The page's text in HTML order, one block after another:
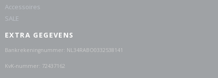
Accessoires
SALE
EXTRA GEGEVENS
Bankrekeningnummer: NL34RABO0332538141
KvK-nummer: 72437162